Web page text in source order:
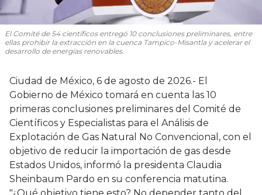
El Comité de 54 científicos entregó 10 conclusiones preliminares, entre
ellas prohibir la extracción en la cuenca Tampico-Misantla y acelerar el
desarrollo de energías renovables.
Ciudad de México, 6 de agosto de 2026.- El
Gobierno de México tomará en cuenta las 10
primeras conclusiones preliminares del Comité de
Científicos y Especialistas para el Análisis de
Explotación de Gas Natural No Convencional, con el
objetivo de reducir la importación de gas desde
Estados Unidos, informó la presidenta Claudia
Sheinbaum Pardo en su conferencia matutina.